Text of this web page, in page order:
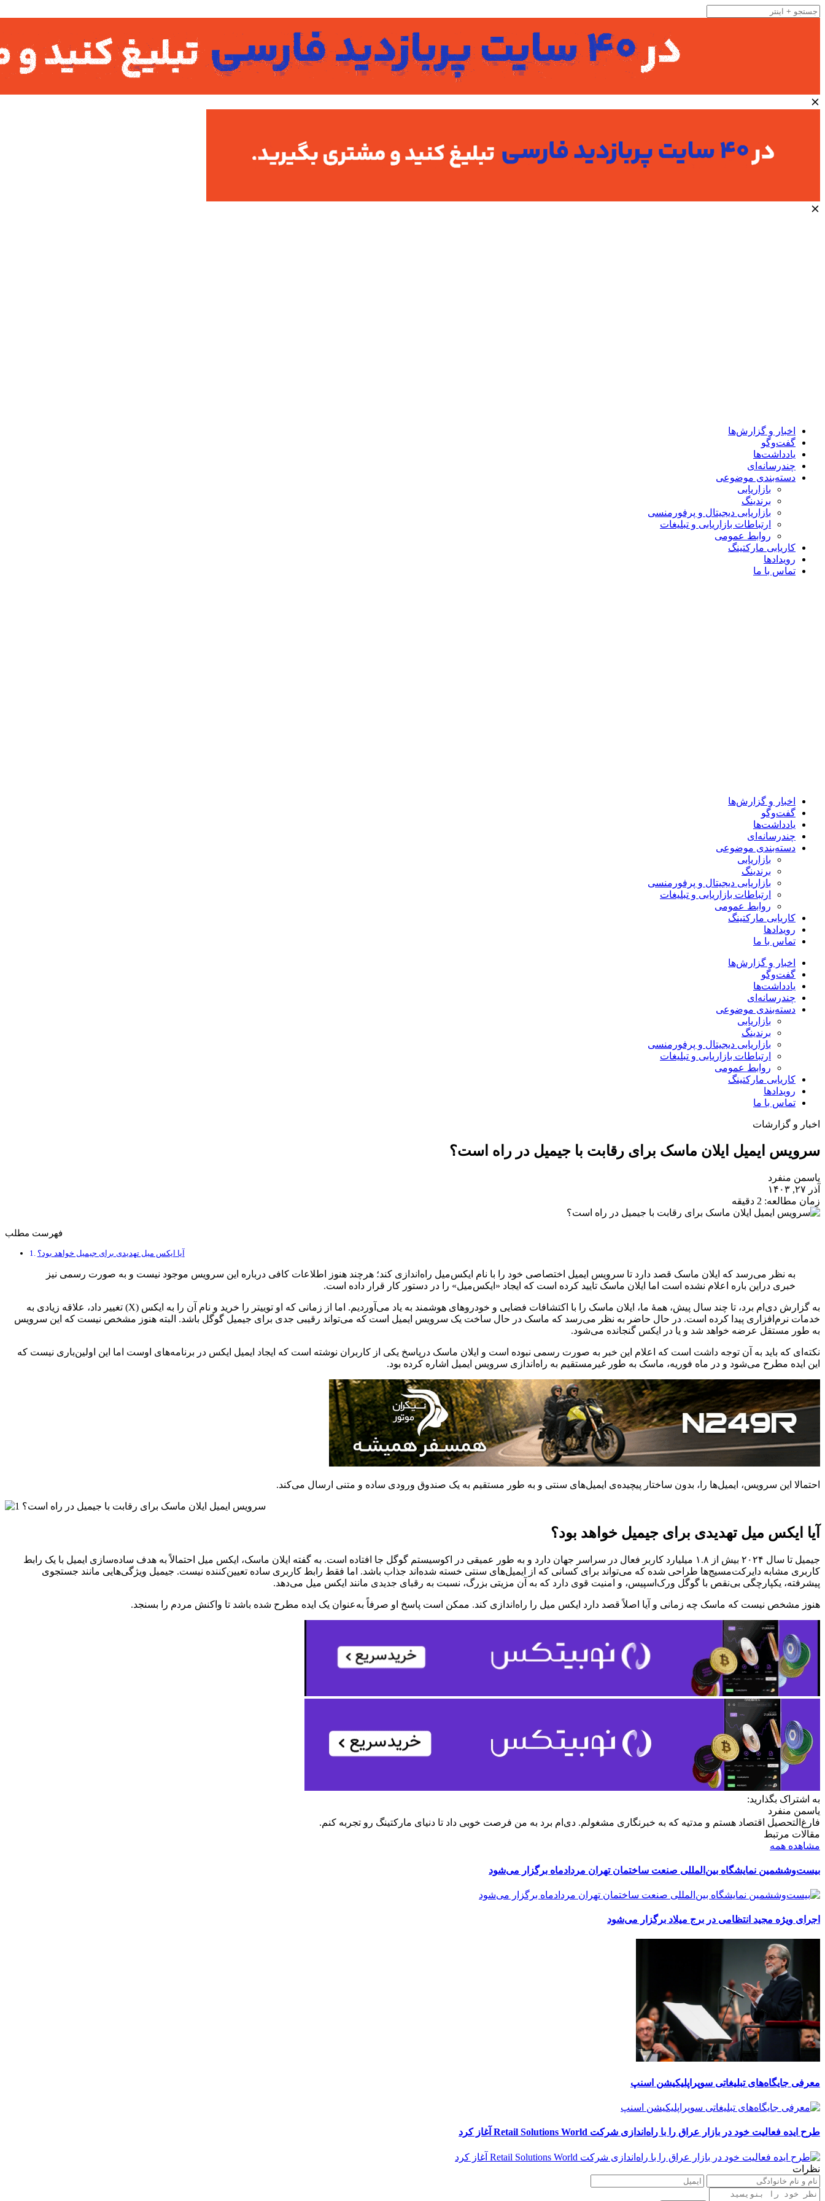
اخبار و گزارش‌ها
گفت‌وگو
یادداشت‌ها
چندرسانه‌ای
دسته‌بندی موضوعی
بازاریابی
برندینگ
بازاریابی دیجیتال و پرفورمنسی
ارتباطات بازاریابی و تبلیغات
روابط عمومی
کاریابی مارکتینگ
رویدادها
تماس با ما
اخبار و گزارش‌ها
گفت‌وگو
یادداشت‌ها
چندرسانه‌ای
دسته‌بندی موضوعی
بازاریابی
برندینگ
بازاریابی دیجیتال و پرفورمنسی
ارتباطات بازاریابی و تبلیغات
روابط عمومی
کاریابی مارکتینگ
رویدادها
تماس با ما
اخبار و گزارش‌ها
گفت‌وگو
یادداشت‌ها
چندرسانه‌ای
دسته‌بندی موضوعی
بازاریابی
برندینگ
بازاریابی دیجیتال و پرفورمنسی
ارتباطات بازاریابی و تبلیغات
روابط عمومی
کاریابی مارکتینگ
رویدادها
تماس با ما
اخبار و گزارشات
سرویس ایمیل ایلان ماسک برای رقابت با جیمیل در راه است؟
یاسمن منفرد
آذر ۲۷, ۱۴۰۳
زمان مطالعه: 2 دقیقه
فهرست مطلب
آیا ایکس میل تهدیدی برای جیمیل خواهد بود؟
به نظر می‌رسد که ایلان ماسک قصد دارد تا سرویس ایمیل اختصاصی خود را با نام ایکس‌میل راه‌اندازی کند؛ هرچند هنوز اطلاعات کافی درباره این سرویس موجود نیست و به صورت رسمی نیز
خبری دراین باره اعلام نشده است اما ایلان ماسک تایید کرده است که ایجاد «ایکس‌میل» را در دستور کار قرار داده است.
به گزارش دی‌ام برد، تا چند سال پیش، همهٔ ما، ایلان ماسک را با اکتشافات فضایی و خودروهای هوشمند به یاد می‌آوردیم. اما از زمانی که او توییتر را خرید و نام آن را به ایکس (X) تغییر داد، علاقه زیادی به
خدمات نرم‌افزاری پیدا کرده است. در حال حاضر به نظر می‌رسد که ماسک در حال ساخت یک سرویس ایمیل است که می‌تواند رقیبی جدی برای جیمیل گوگل باشد. البته هنوز مشخص نیست که این سرویس
به طور مستقل عرضه خواهد شد و یا در ایکس گنجانده می‌شود.
نکته‌ای که باید به آن توجه داشت است که اعلام این خبر به صورت رسمی نبوده است و ایلان ماسک درپاسخ یکی از کاربران نوشته است که ایجاد ایمیل ایکس در برنامه‌های اوست اما این اولین‌باری نیست که
این ایده مطرح می‌شود و در ماه فوریه، ماسک به طور غیرمستقیم به راه‌اندازی سرویس ایمیل اشاره کرده بود.
احتمالا این سرویس، ایمیل‌ها را، بدون ساختار پیچیده‌‌ی ایمیل‌های سنتی و به طور مستقیم به یک صندوق ورودی ساده و متنی ارسال می‌کند.
آیا ایکس میل تهدیدی برای جیمیل خواهد بود؟
جیمیل تا سال ۲۰۲۴ بیش از ۱.۸ میلیارد کاربر فعال در سراسر جهان دارد و به طور عمیقی در اکوسیستم گوگل جا افتاده است. به گفته ایلان ماسک، ایکس میل احتمالاً به هدف ساده‌سازی ایمیل با یک رابط
کاربری مشابه دایرکت‌مسیج‌ها طراحی شده که می‌تواند برای کسانی که از ایمیل‌های سنتی خسته شده‌اند جذاب باشد. اما فقط رابط کاربری ساده تعیین‌کننده نیست. جیمیل ویژگی‌هایی مانند جستجوی
پیشرفته، یکپارچگی بی‌نقص با گوگل ورک‌اسپیس، و امنیت قوی دارد که به آن مزیتی بزرگ، نسبت به رقبای جدیدی مانند ایکس میل می‌دهد.
هنوز مشخص نیست که ماسک چه زمانی و آیا اصلاً قصد دارد ایکس میل را راه‌اندازی کند. ممکن است پاسخ او صرفاً به‌عنوان یک ایده مطرح شده باشد تا واکنش مردم را بسنجد.
به اشتراک بگذارید:
یاسمن منفرد
فارغ‌التحصیل اقتصاد هستم و مدتیه که به خبرنگاری مشغولم. دی‌ام برد به من فرصت خوبی داد تا دنیای مارکتینگ رو تجربه کنم.
مقالات مرتبط
مشاهده همه
بیست‌وششمین نمایشگاه بین‌المللی صنعت ساختمان تهران مردادماه برگزار می‌شود
اجرای ویژه مجید انتظامی در برج میلاد برگزار می‌شود
معرفی جایگاه‌های تبلیغاتی سوپراپلیکیشن اسنپ
طرح ایده فعالیت خود در بازار عراق را با راه‌اندازی شرکت Retail Solutions World آغاز کرد
نظرات